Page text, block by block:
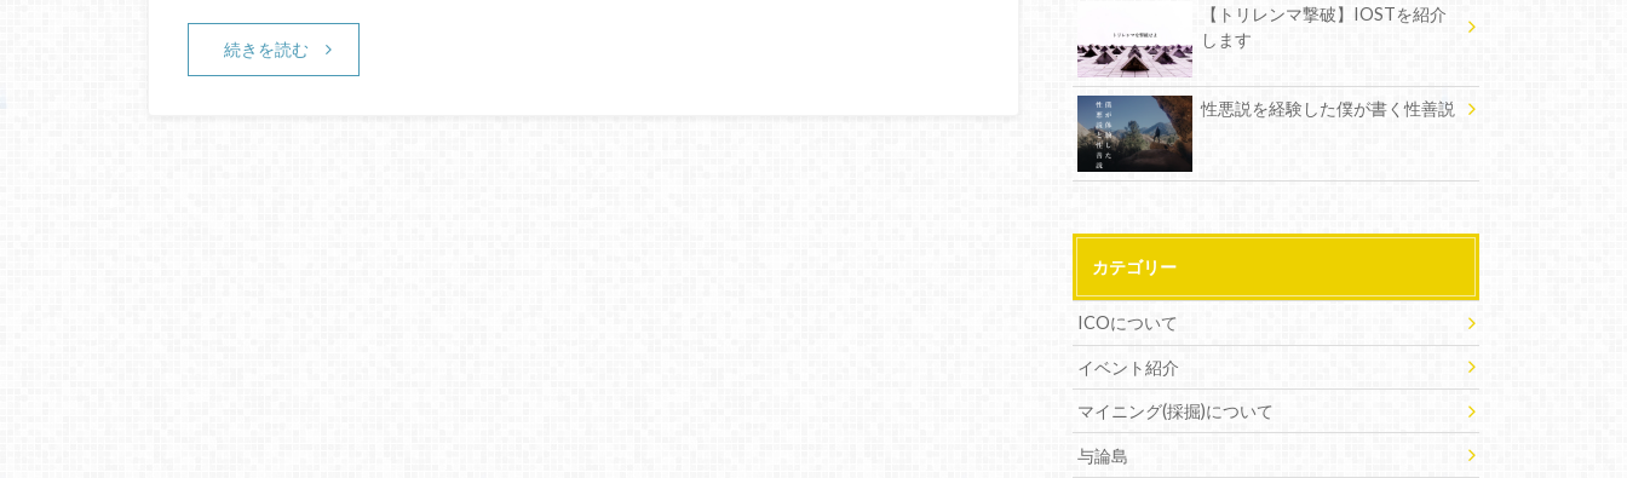
続きを読む
【トリレンマ撃破】IOSTを紹介
します
性悪説を経験した僕が書く性善説
カテゴリー
ICOについて
イベント紹介
マイニング(採掘)について
与論島